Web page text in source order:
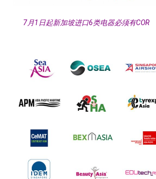
7月1日起新加坡进口6类电器必须有COR